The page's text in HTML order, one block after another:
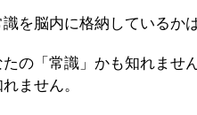
を脳内に格納しているか
の「常識」かも知れませ
ません。